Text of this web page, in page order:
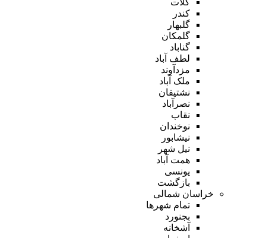
کندر
گلبهار
گلمکان
گناباد
لطف آباد
مزدآوند
ملک آباد
نشتیفان
نصرآباد
نقاب
نوخندان
نیشابور
نیل شهر
همت آباد
یونسی
بازگشت
خراسان شمالی
تمام شهر‌ها
بجنورد
آشخانه